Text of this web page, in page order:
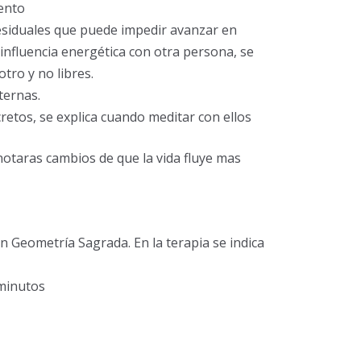
que puede impedir avanzar en
energética con otra persona, se
y no libres.
se explica cuando meditar con ellos
cambios de que la vida fluye mas
Geometría Sagrada. En la terapia se indica